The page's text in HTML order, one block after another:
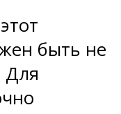
быть не